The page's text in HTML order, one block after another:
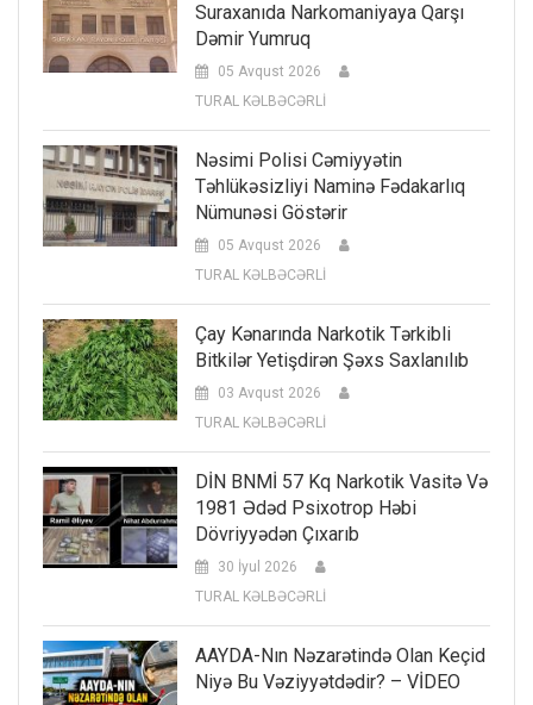
Suraxanıda Narkomaniyaya Qarşı
Dəmir Yumruq
05 Avqust 2026
TURAL KƏLBƏCƏRLİ
Nəsimi Polisi Cəmiyyətin
Təhlükəsizliyi Naminə Fədakarlıq
Nümunəsi Göstərir
05 Avqust 2026
TURAL KƏLBƏCƏRLİ
Çay Kənarında Narkotik Tərkibli
Bitkilər Yetişdirən Şəxs Saxlanılıb
03 Avqust 2026
TURAL KƏLBƏCƏRLİ
DİN BNMİ 57 Kq Narkotik Vasitə Və
1981 Ədəd Psixotrop Həbi
Dövriyyədən Çıxarıb
30 İyul 2026
TURAL KƏLBƏCƏRLİ
AAYDA-Nın Nəzarətində Olan Keçid
Niyə Bu Vəziyyətdədir? – VİDEO